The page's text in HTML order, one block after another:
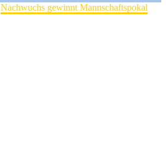
Nachwuchs gewinnt Mannschaftspokal